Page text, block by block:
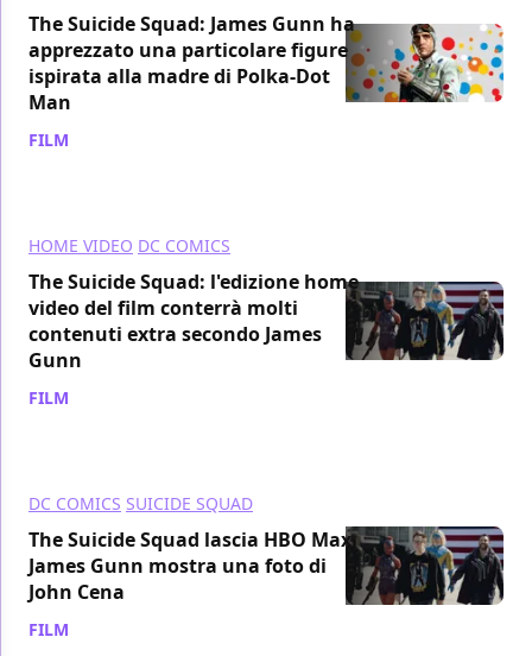
The Suicide Squad: James Gunn ha
apprezzato una particolare figure
ispirata alla madre di Polka-Dot
Man
FILM
HOME VIDEO DC COMICS
The Suicide Squad: l'edizione home
video del film conterrà molti
contenuti extra secondo James
Gunn
FILM
DC COMICS SUICIDE SQUAD
The Suicide Squad lascia HBO Max,
James Gunn mostra una foto di
John Cena
FILM